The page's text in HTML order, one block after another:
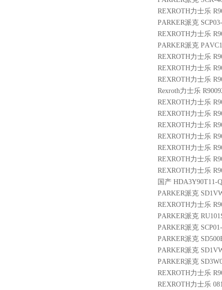
REXROTH力士乐
PARKER派克
REXROTH力士乐
PARKER派克
REXROTH力士乐
REXROTH力士乐
REXROTH力士乐
Rexroth力士乐
REXROTH力士乐
REXROTH力士乐
REXROTH力士乐
REXROTH力士乐
REXROTH力士乐
REXROTH力士乐
REXROTH力士乐
国产 HDA3Y90T11-
PARKER派克
REXROTH力士乐
PARKER派克
PARKER派克
PARKER派克
PARKER派克
PARKER派克
REXROTH力士乐
REXROTH力士乐